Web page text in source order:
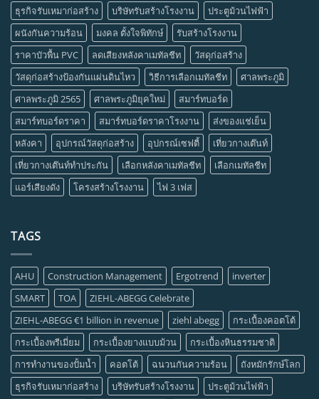
ธุรกิจรับเหมาก่อสร้าง
บริษัทรับสร้างโรงงาน
ประตูม้วนไฟฟ้า
ผนังกันความร้อน
มงคล ตั้งใจพิทักษ์
รับสร้างโรงงาน
ราคาบัวพื้น PVC
ลดเสียงหลังคาเมทัลชีท
วัสดุก่อสร้าง
วัสดุก่อสร้างป้องกันแผ่นดินไหว
วิธีการเลือกเมทัลชีท
ศาลพระภูมิ
ศาลพระภูมิ 2565
ศาลพระภูมิยุคใหม่
สมาร์ทบอร์ด
สมาร์ทบอร์ดราคา
สมาร์ทบอร์ดราคาโรงงาน
ส่งของแช่เย็น
หลังคา
อุปกรณ์วัสดุก่อสร้าง อุปกรณ์เซฟตี้
เที่ยวกางเต๊นท์
เที่ยวกางเต๊นท์ทำประกัน
เลือกหลังคาเมทัลชีท
เลือกเมทัลชีท
แอร์เสียงดัง
โครงสร้างโรงงาน ไฟ 3 เฟส
TAGS
AHU Construction Management Ergotrend
inverter
SMART
TOA
ZIEHL-ABEGG Celebrate
ZIEHL-ABEGG €1 billion in revenue
ziehl abegg
กระเบื้องคอตโต้
กระเบื้องพรีเมี่ยม
กระเบื้องยางแบบม้วน
กระเบื้องหินธรรมชาติ
การทำงานของปั้มน้ำ
คอตโต้ ฉนวนกันความร้อน
ถังหมักรักษ์โลก
ธุรกิจรับเหมาก่อสร้าง
บริษัทรับสร้างโรงงาน
ประตูม้วนไฟฟ้า